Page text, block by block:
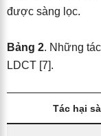
được sàng lọc.
Bảng 2. Những
LDCT [7].
Tác hại